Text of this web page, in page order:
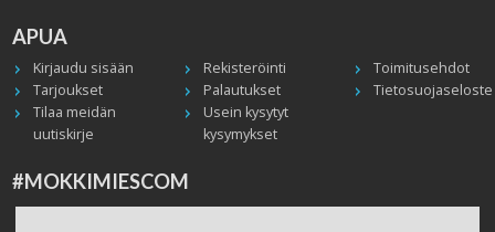
APUA
Kirjaudu sisään Rekisteröinti
Toimitusehdot
Tarjoukset
Palautukset
Tietosuojaseloste
Tilaa meidän
uutiskirje
Usein kysytyt
kysymykset
#MOKKIMIESCOM